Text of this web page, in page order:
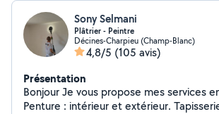
Sony Selmani
Plâtrier - Peintre
Décines-Charpieu (Champ-Blanc)
4,8/5 (105 avis)
Présentation
Bonjour Je vous propose mes services en rénovation :
Penture : intérieur et extérieur.